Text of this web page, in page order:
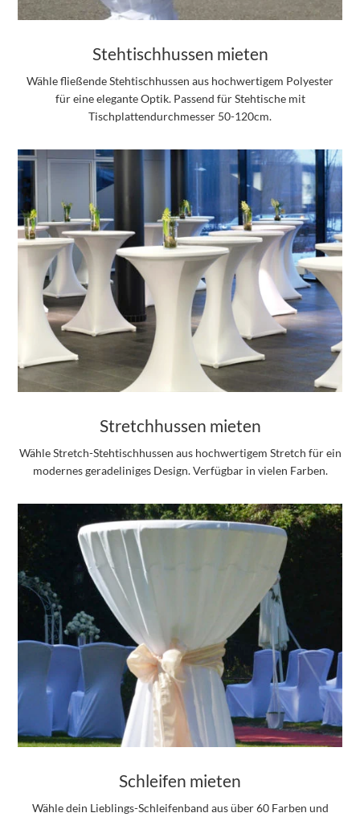
Stehtischhussen mieten
Wähle fließende Stehtischhussen aus hochwertigem Polyester
für eine elegante Optik. Passend für Stehtische mit
Tischplattendurchmesser 50-120cm.
Stretchhussen mieten
Wähle Stretch-Stehtischhussen aus hochwertigem Stretch für ein
modernes geradeliniges Design. Verfügbar in vielen Farben.
Schleifen mieten
Wähle dein Lieblings-Schleifenband aus über 60 Farben und